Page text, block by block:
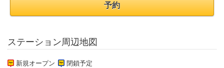
予約
ステーション周辺地図
新規オープン 閉鎖予定